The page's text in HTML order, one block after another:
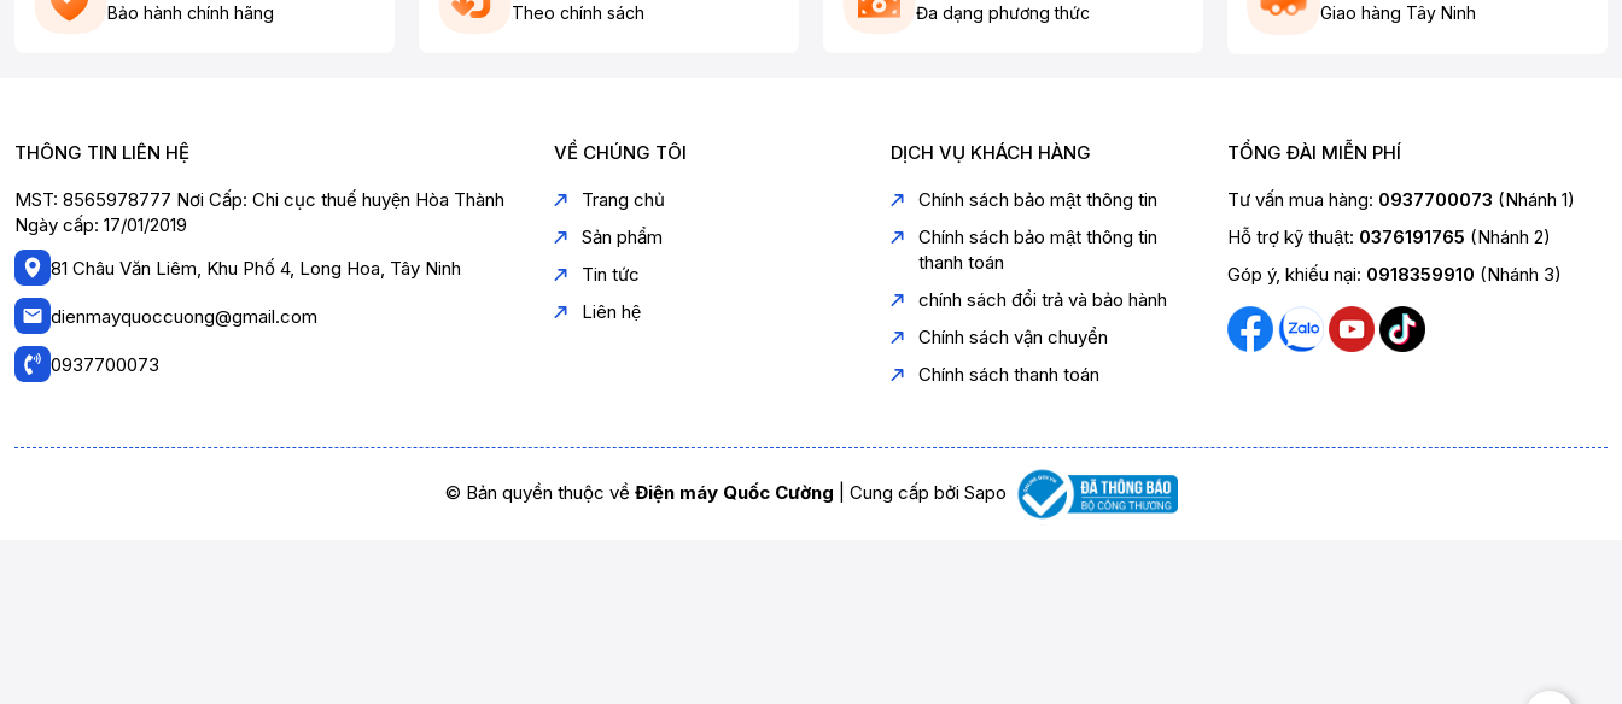
Bảo hành chính hãng Theo chính sách Đa dạng phương thức Giao hàng Tây Ninh
THÔNG TIN LIÊN HỆ
MST: 8565978777 Nơi Cấp: Chi cục thuế huyện Hòa Thành
Ngày cấp: 17/01/2019
81 Châu Văn Liêm, Khu Phố 4, Long Hoa, Tây Ninh
dienmayquoccuong@gmail.com
0937700073
VỀ CHÚNG TÔI
Trang chủ
Sản phẩm
Tin tức
Liên hệ
DỊCH VỤ KHÁCH HÀNG
Chính sách bảo mật thông tin
Chính sách bảo mật thông tin
thanh toán
chính sách đổi trả và bảo hành
Chính sách vận chuyển
Chính sách thanh toán
TỔNG ĐÀI MIỄN PHÍ
Tư vấn mua hàng: 0937700073 (Nhánh 1)
Hỗ trợ kỹ thuật: 0376191765 (Nhánh 2)
Góp ý, khiếu nại: 0918359910 (Nhánh 3)
© Bản quyền thuộc về Điện máy Quốc Cường Cung cấp bởi Sapo